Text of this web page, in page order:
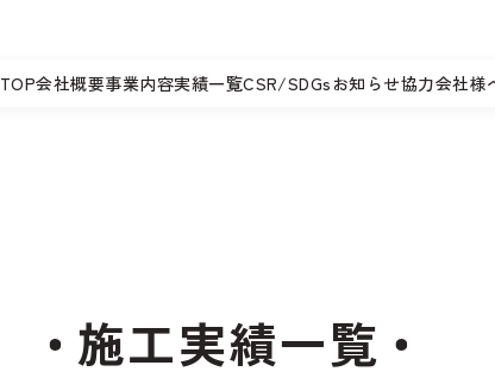
TOP会社概要事業内容実績一覧CSR/SDGs お知らせ協力会社様
施工実績一覧